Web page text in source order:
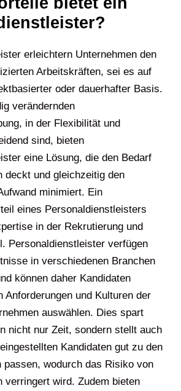
erleichtern Unternehmen den
Arbeitskräften, sei es auf
oder dauerhafter Basis.
verändernden
in der Flexibilität und
sind, bieten
eine Lösung, die den Bedarf
deckt und gleichzeitig den
minimiert. Ein
eines Personaldienstleisters
in der Rekrutierung und
Personaldienstleister verfügen
in verschiedenen Branchen
können daher Kandidaten
Anforderungen und Kulturen der
auswählen. Dies spart
nicht nur Zeit, sondern stellt auch
Kandidaten gut zu den
passen, wodurch das Risiko von
verringert wird. Zudem bieten